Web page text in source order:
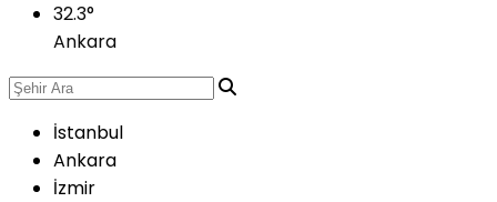
32.3°
Ankara
İstanbul
Ankara
İzmir